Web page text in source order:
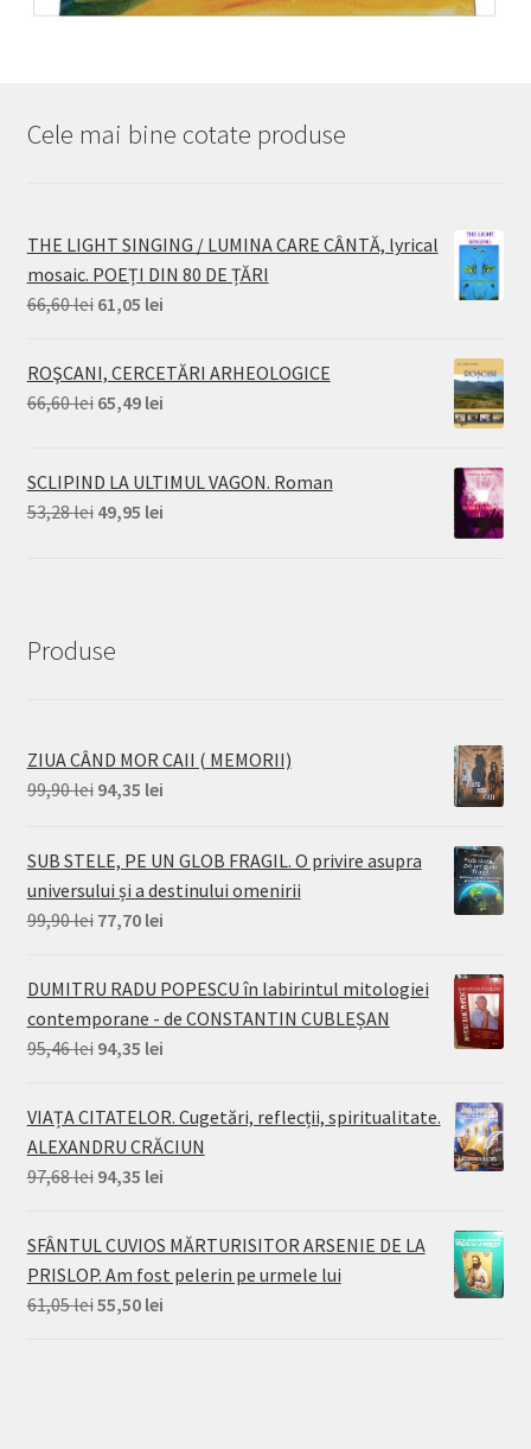
Cele mai bine cotate produse
THE LIGHT SINGING / LUMINA CARE CÂNTĂ, lyrical
mosaic. POEȚI DIN 80 DE ȚĂRI
66,60lei Prețul
a
fost:
66,60 lei.
61,05 leiPrețul
este:
61,05 lei.
ROŞCANI, CERCETĂRI ARHEOLOGICE
66,60lei Prețul
fost:
66,60 lei.
65,49 leiPrețul
65,49 lei.
SCLIPIND LA ULTIMUL VAGON. Roman
53,28lei Prețul
49,95 leiPrețul
Produse
ZIUA CÂND MOR CAII ( MEMORII)
99,90lei Prețul
fost:
99,90 lei.
94,35 leiPrețul
94,35 lei.
SUB STELE, PE UN GLOB FRAGIL. O privire asupra
universului și a destinului omenirii
99,90lei Prețul
a
99,90 lei.
77,70 leiPrețul
este:
77,70 lei.
DUMITRU RADU POPESCU în labirintul mitologiei
contemporane - de CONSTANTIN CUBLEȘAN
95,46lei Prețul
a
fost:
95,46 lei.
94,35 leiPrețul
este:
94,35 lei.
VIAȚA CITATELOR. Cugetări, reflecții, spiritualitate.
ALEXANDRU CRĂCIUN
97,68lei Prețul
a
fost:
97,68 lei.
94,35 leiPrețul
este:
94,35 lei.
SFÂNTUL CUVIOS MĂRTURISITOR ARSENIE DE LA
PRISLOP. Am fost pelerin pe urmele lui
61,05lei Prețul
55,50 leiPrețul